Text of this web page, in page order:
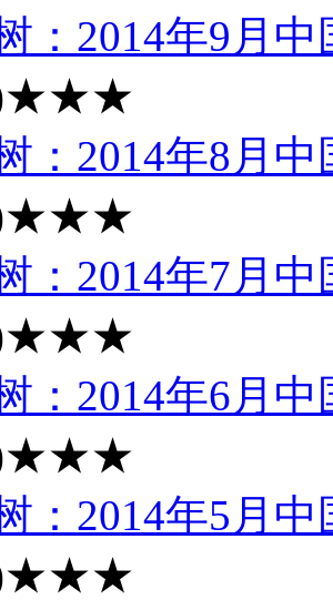
：2014年9月
★★★
：2014年8月
★★★
：2014年7月
★★★
：2014年6月
★★★
：2014年5月
★★★